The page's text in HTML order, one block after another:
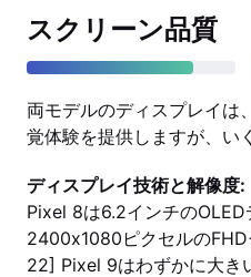
スクリーン品質
両モデルのディスプレイは
覚体験を提供しますが、い
ディスプレイ技術と解像度:
Pixel 8は6.2インチのOLED
2400x1080ピクセルの
22] Pixel 9はわずかに大き